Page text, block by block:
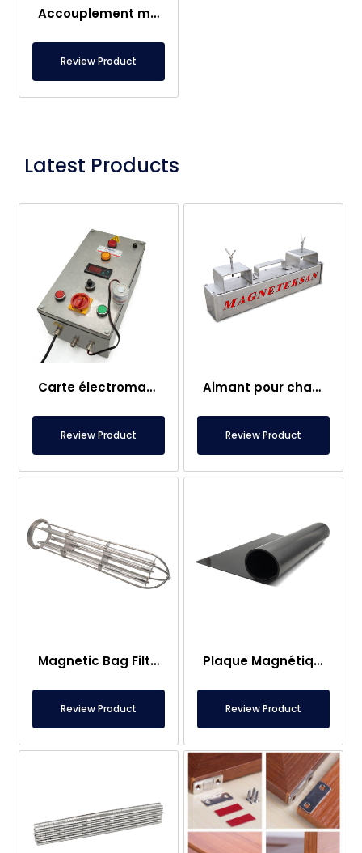
Accouplement magnétique spécial Ø190 mm
Review Product
Latest Products
Carte électromagnétique
Review Product
Aimant pour chariot élévateur – Entièrement en inox – Distance effective de 10 cm – Libération facile avec poignée
Review Product
Magnetic Bag Filter Head
Review Product
Plaque Magnétique – Pour Sous Plancher – Conforme aux Normes Alimentaires
Review Product